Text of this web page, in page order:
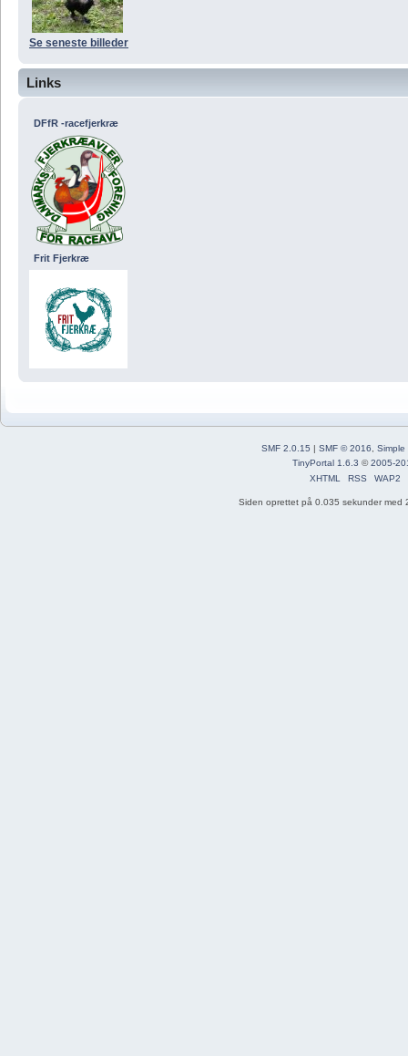
Se seneste billeder
Links
DFfR -racefjerkræ
Frit Fjerkræ
SMF 2.0.15 | SMF © 2016
Simple
TinyPortal 1.6.3 ©2005-
XHTML
RSS WAP2
Siden oprettet på 0.035 sekunder med